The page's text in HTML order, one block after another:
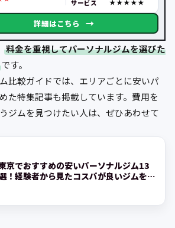
サービス
詳細はこちら →
料金を重視してパーソナルジムを選びた
です。
比較ガイドでは、エリアごとに安いパ
た特集記事も掲載しています。費用を
ジムを見つけたい人は、ぜひあわせて
京でおすすめの安いパーソナルジム13
！経験者から見たコスパが良いジムを紹